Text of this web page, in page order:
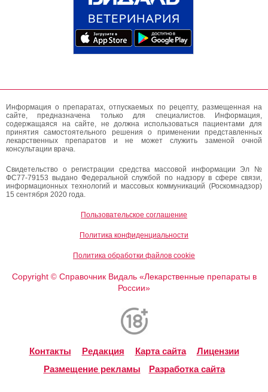
Информация о препаратах, отпускаемых по рецепту, размещенная на
сайте, предназначена только для специалистов. Информация,
содержащаяся на сайте, не должна использоваться пациентами для
принятия самостоятельного решения о применении представленных
лекарственных препаратов и не может служить заменой очной
консультации врача.
Свидетельство о регистрации средства массовой информации Эл №
ФС77-79153 выдано Федеральной службой по надзору в сфере связи,
информационных технологий и массовых коммуникаций (Роскомнадзор)
15 сентября 2020 года.
Пользовательское соглашение
Политика конфиденциальности
Политика обработки файлов cookie
Copyright ©Справочник Видаль «Лекарственные препараты в
России»
Контакты Редакция Карта сайта
Лицензии
Размещение рекламы
Разработка сайта